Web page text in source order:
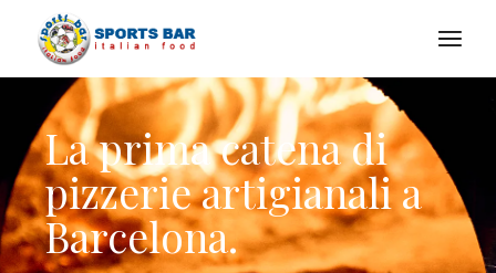
La prima catena di
pizzerie artigianali a
Barcelona.